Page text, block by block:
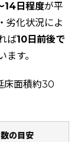
14日程度が平
劣化状況によ
ば10日前後で
ます。
床面積約30
の目安